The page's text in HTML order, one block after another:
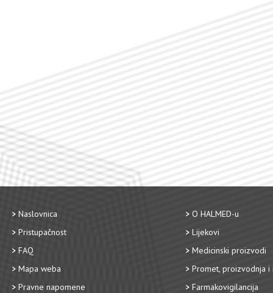
Naslovnica
Pristupačnost
FAQ
Mapa weba
Pravne napomene
O HALMED-u
Lijekovi
Medicinski proizvodi
Promet, proizvodnja i
Farmakovigilancija